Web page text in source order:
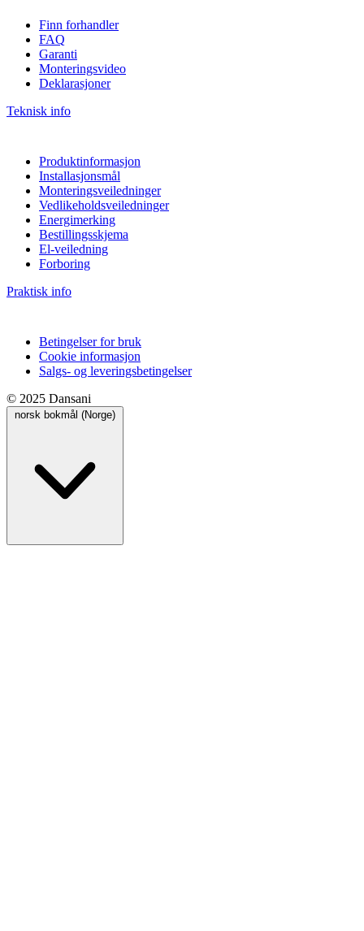
Finn forhandler
FAQ
Garanti
Monteringsvideo
Deklarasjoner
Teknisk info
Produktinformasjon
Installasjonsmål
Monteringsveiledninger
Vedlikeholdsveiledninger
Energimerking
Bestillingsskjema
El-veiledning
Forboring
Praktisk info
Betingelser for bruk
Cookie informasjon
Salgs- og leveringsbetingelser
© 2025 Dansani
norsk bokmål (Norge)